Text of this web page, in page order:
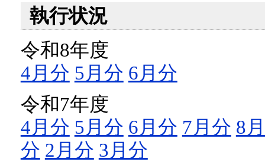
執行状況
令和8年度
4月分 5月分 6月分
令和7年度
4月分 5月分 6月分 7月分 8
分 2月分 3月分